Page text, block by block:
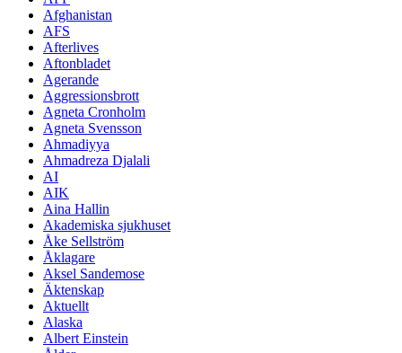
Afghanistan
AFS
Afterlives
Aftonbladet
Agerande
Aggressionsbrott
Agneta Cronholm
Agneta Svensson
Ahmadiyya
Ahmadreza Djalali
AI
AIK
Aina Hallin
Akademiska sjukhuset
Åke Sellström
Åklagare
Aksel Sandemose
Äktenskap
Aktuellt
Alaska
Albert Einstein